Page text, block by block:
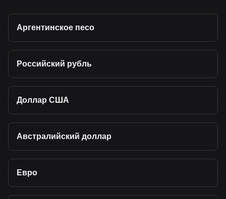
Аргентинское песо
Российский рубль
Доллар США
Австралийский доллар
Евро